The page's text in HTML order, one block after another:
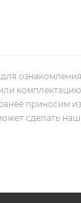
приносим
сделать